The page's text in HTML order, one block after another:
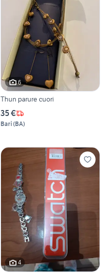
6
Thun parure cuori
35 €
Bari(BA)
4